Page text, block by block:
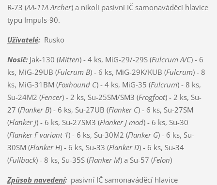
R-73 (AA-11A Archer) a nikoli pasivní IČ samonaváděcí hlavice
typu Impuls-90.
Uživatelé:Rusko
Nosič:Jak-130 (Mitten) - 4 ks, MiG-29/-29S (Fulcrum A/C) - 6
ks, MiG-29UB (Fulcrum B) - 6 ks, MiG-29K/KUB (Fulcrum) - 8
ks, MiG-31BM (Foxhound C) - 4 ks, MiG-35 (Fulcrum) - 8 ks,
Su-24M2 (Fencer) - 2 ks, Su-25SM/SM3 (Frogfoot) - 2 ks, Su-
27 (Flanker B) - 6 ks, Su-27UB (Flanker C) - 6 ks, Su-27SM
(Flanker J) - 6 ks, Su-27SM3 (Flanker J mod) - 6 ks, Su-30
(Flanker F variant 1) - 6 ks, Su-30M2 (Flanker G) - 6 ks, Su-
30SM (Flanker H) - 6 ks, Su-33 (Flanker D) - 6 ks, Su-34
(Fullback) - 8 ks, Su-35S (Flanker M) a Su-57 (Felon)
Způsob navedení:pasivní IČ samonaváděcí hlavice